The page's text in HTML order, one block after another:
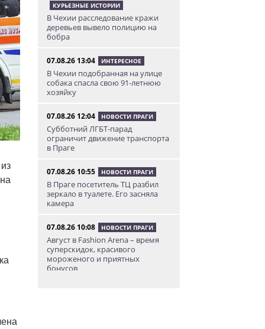
КУРЬЕЗНЫЕ ИСТОРИИ
В Чехии расследование кражи
деревьев вывело полицию на
бобра
07.08.26 13:04 ИНТЕРЕСНОЕ
В Чехии подобранная на улице
собака спасла свою 91-летнюю
хозяйку
07.08.26 12:04 НОВОСТИ ПРАГИ
Субботний ЛГБТ-парад
ограничит движение транспорта
в Праге
07.08.26 10:55 НОВОСТИ ПРАГИ
В Праге посетитель ТЦ разбил
зеркало в туалете. Его засняла
камера
07.08.26 10:08 НОВОСТИ ПРАГИ
Август в Fashion Arena – время
суперскидок, красивого
мороженого и приятных
бонусов